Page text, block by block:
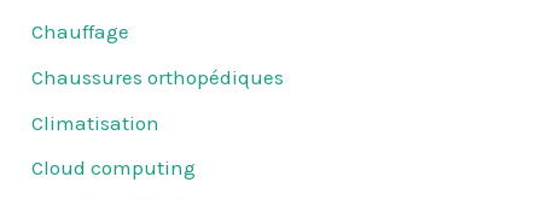
Chauffage
Chaussures orthopédiques
Climatisation
Cloud computing